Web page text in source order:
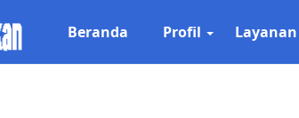
Beranda Profil